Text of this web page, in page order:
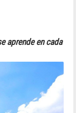
aprende en cada